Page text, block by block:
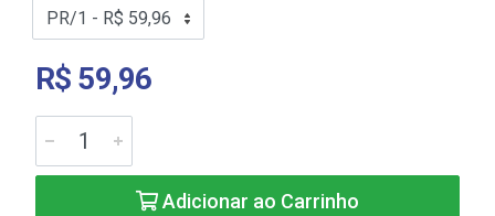
R$ 59,96
Adicionar ao Carrinho